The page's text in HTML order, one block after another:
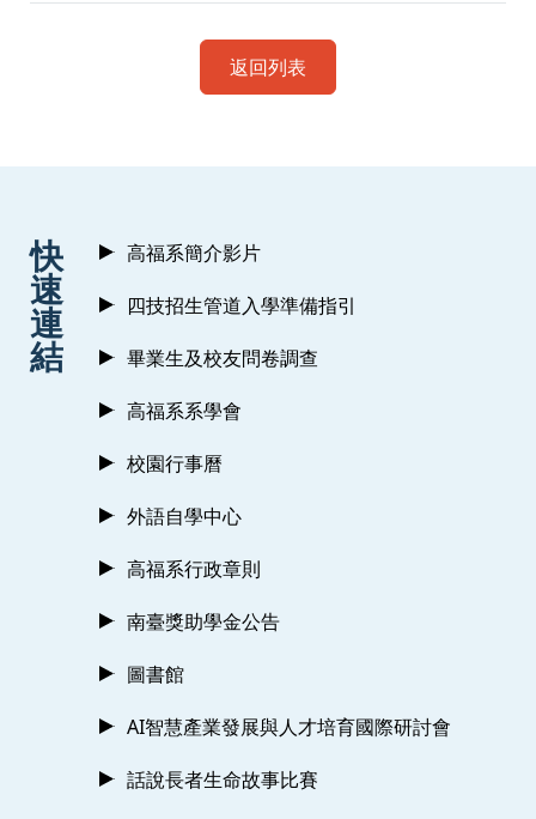
返回列表
快
速
連
結
高福系簡介影片
四技招生管道入學準備指引
畢業生及校友問卷調查
高福系系學會
校園行事曆
外語自學中心
高福系行政章則
南臺獎助學金公告
圖書館
AI智慧產業發展與人才培育國際研討會
話說長者生命故事比賽